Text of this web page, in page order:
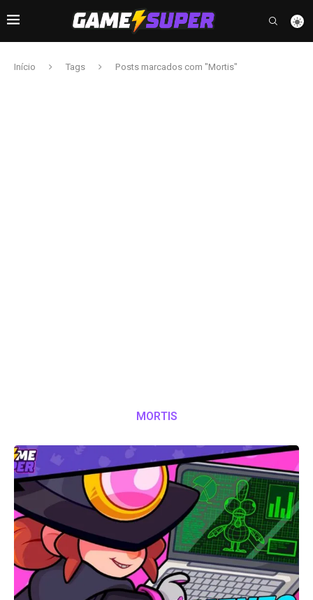
Início Tags Posts marcados com "Mortis"
MORTIS